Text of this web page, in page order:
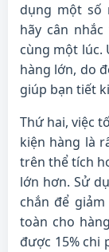
dụng một số
hãy cân
cùng một lúc.
hàng lớn, do
giúp bạn tiết
Thứ hai, việc
kiện hàng là
trên thể tích
lớn hơn. Sử
chắn để
toàn cho
được 15% chi